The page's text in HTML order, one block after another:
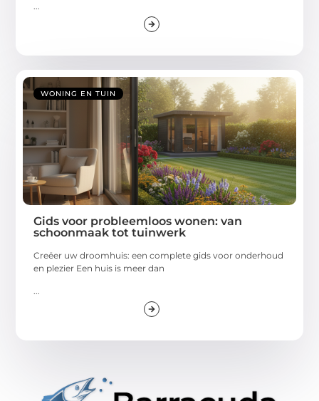
...
WONING EN TUIN
Gids voor probleemloos wonen: van
schoonmaak tot tuinwerk
Creëer uw droomhuis: een complete gids voor onderhoud
en plezier Een huis is meer dan
...